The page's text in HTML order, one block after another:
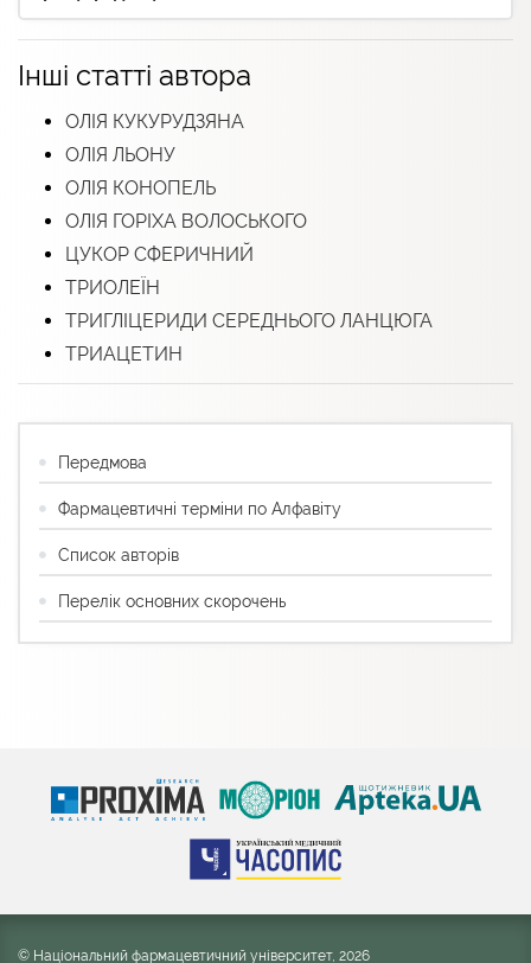
Інші статті автора
ОЛІЯ КУКУРУДЗЯНА
ОЛІЯ ЛЬОНУ
ОЛІЯ КОНОПЕЛЬ
ОЛІЯ ГОРІХА ВОЛОСЬКОГО
ЦУКОР СФЕРИЧНИЙ
ТРИОЛЕЇН
ТРИГЛІЦЕРИДИ СЕРЕДНЬОГО ЛАНЦЮГА
ТРИАЦЕТИН
Передмова
Фармацевтичні терміни по Алфавіту
Список авторів
Перелік основних скорочень
© Національний фармацевтичний університет, 2026